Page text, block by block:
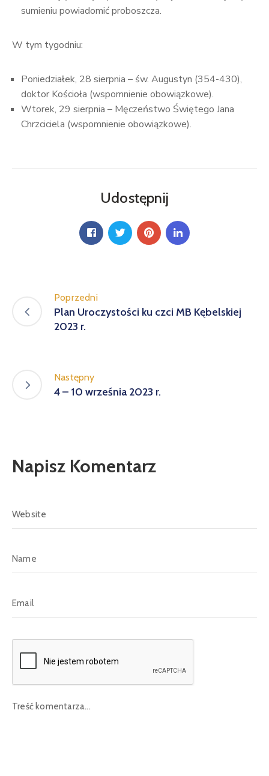
sumieniu powiadomić proboszcza.
W tym tygodniu:
Poniedziałek, 28 sierpnia – św. Augustyn (354-430),
doktor Kościoła (wspomnienie obowiązkowe).
Wtorek, 29 sierpnia – Męczeństwo Świętego Jana
Chrzciciela (wspomnienie obowiązkowe).
Udostępnij
Poprzedni
Plan Uroczystości ku czci MB Kębelskiej
2023 r.
Następny
4 – 10 września 2023 r.
Napisz Komentarz